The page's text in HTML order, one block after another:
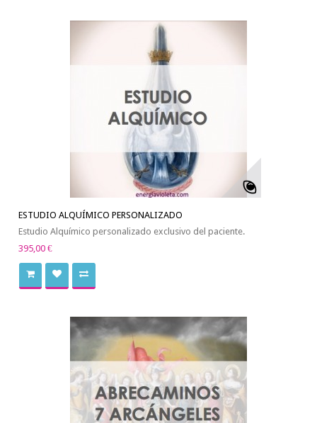
ESTUDIO ALQUÍMICO PERSONALIZADO
Estudio Alquímico personalizado exclusivo del paciente.
395,00 €